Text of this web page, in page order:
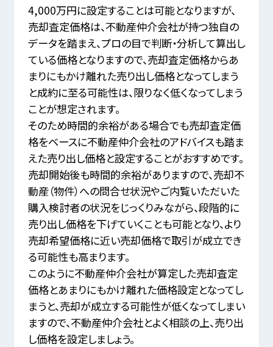
4,000万円に設定することは可能となりますが、
売却査定価格は、不動産仲介会社が持つ独自の
データを踏まえ、プロの目で判断・分析して算出し
ている価格となりますので、売却査定価格からあ
まりにもかけ離れた売り出し価格となってしまう
と成約に至る可能性は、限りなく低くなってしまう
ことが想定されます。
そのため時間的余裕がある場合でも売却査定価
格をベースに不動産仲介会社のアドバイスも踏ま
えた売り出し価格と設定することがおすすめです。
売却開始後も時間的余裕がありますので、売却不
動産（物件）への問合せ状況やご内覧いただいた
購入検討者の状況をじっくりみながら、段階的に
売り出し価格を下げていくことも可能となり、より
売却希望価格に近い売却価格で取引が成立でき
る可能性も高まります。
このように不動産仲介会社が算定した売却査定
価格とあまりにもかけ離れた価格設定となってし
まうと、売却が成立する可能性が低くなってしまい
ますので、不動産仲介会社とよく相談の上、売り出
し価格を設定しましょう。